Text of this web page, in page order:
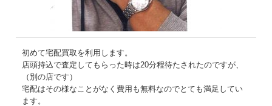
初めて宅配買取を利用します。
店頭持込で査定してもらった時は20分程待たされたのですが、
（別の店です）
宅配はその様なことがなく費用も無料なのでとても満足してい
ます。